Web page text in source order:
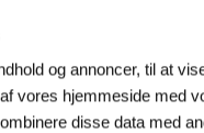
og annoncer, til at
vores hjemmeside med
disse data med